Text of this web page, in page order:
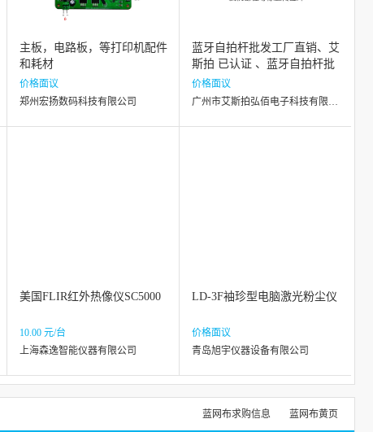
主板，电路板，等打印机配件
和耗材
价格面议
郑州宏扬数码科技有限公司
蓝牙自拍杆批发工厂直销、艾
斯拍 已认证 、蓝牙自拍杆批
发
价格面议
广州市艾斯拍弘佰电子科技有限公司
美国FLIR红外热像仪SC5000
10.00 元/台
上海森逸智能仪器有限公司
LD-3F袖珍型电脑激光粉尘仪
价格面议
青岛旭宇仪器设备有限公司
蓝网布求购信息 蓝网布黄页